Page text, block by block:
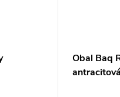
Obal Baq